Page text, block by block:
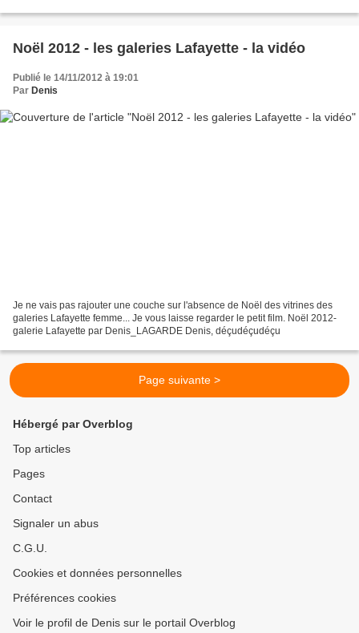
Noël 2012 - les galeries Lafayette - la vidéo
Publié le 14/11/2012 à 19:01
Par Denis
Je ne vais pas rajouter une couche sur l'absence de Noël des vitrines des
galeries Lafayette femme... Je vous laisse regarder le petit film. Noël 2012-
galerie Lafayette par Denis_LAGARDE Denis, déçudéçudéçu
Page suivante >
Hébergé par Overblog
Top articles
Pages
Contact
Signaler un abus
C.G.U.
Cookies et données personnelles
Préférences cookies
Voir le profil de Denis sur le portail Overblog